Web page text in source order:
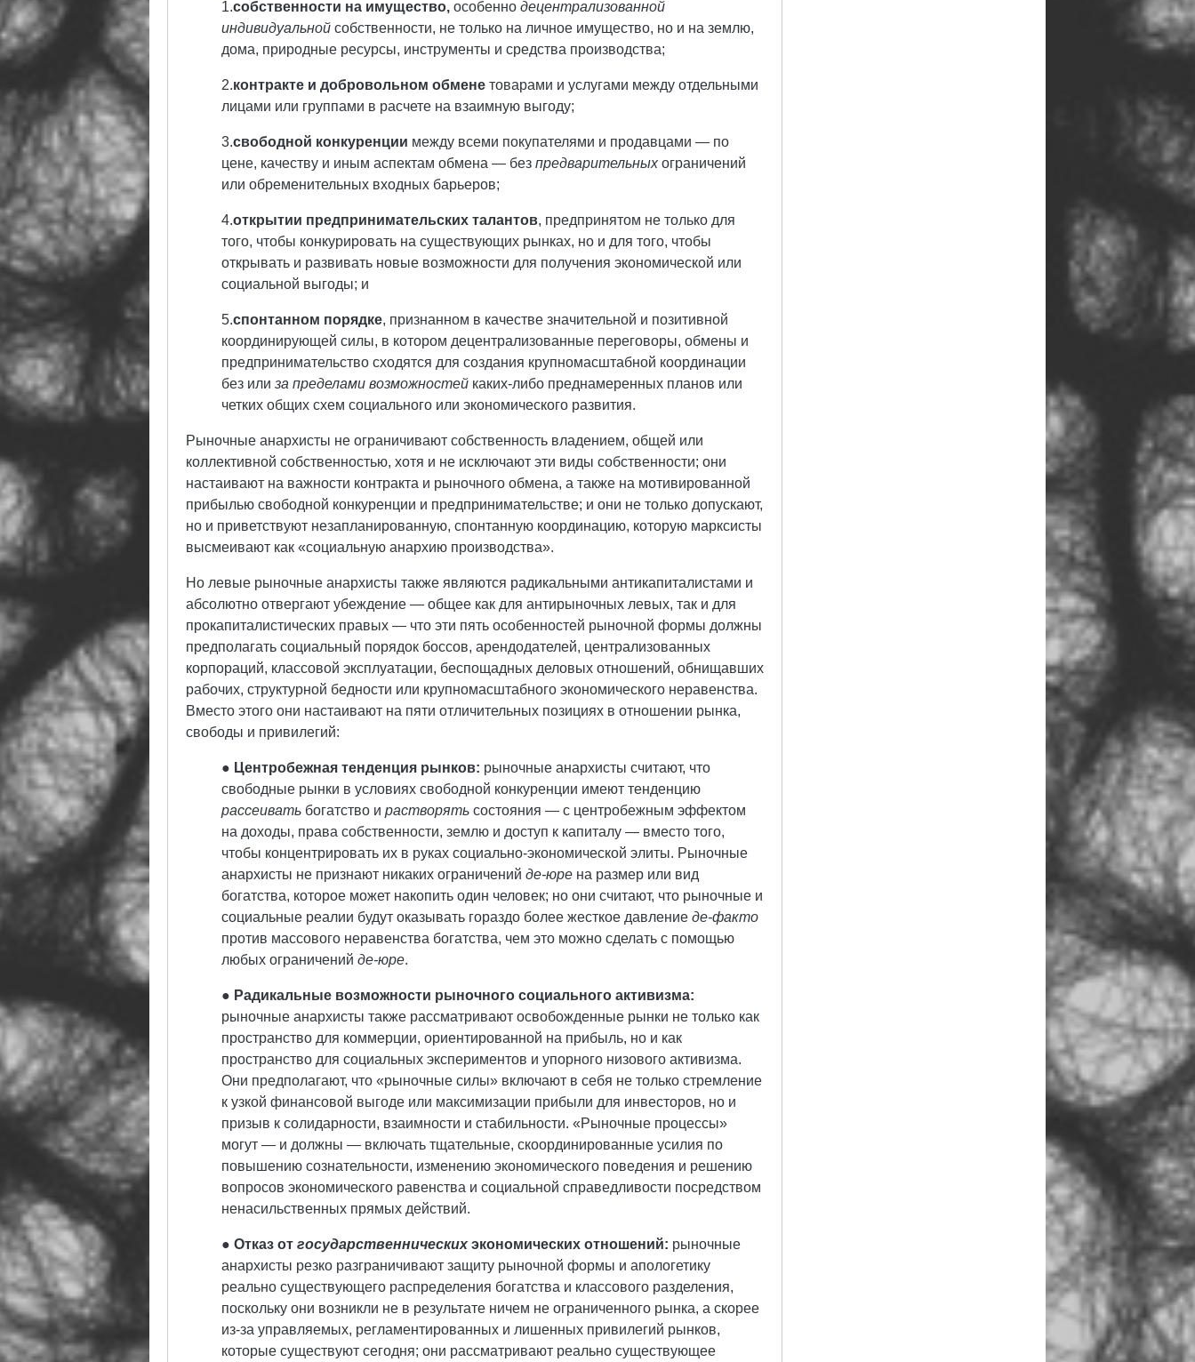
1.собственности на имущество, особенно децентрализованной
индивидуальной собственности, не только на личное имущество, но и на землю,
дома, природные ресурсы, инструменты и средства производства;
2.контракте и добровольном обмене товарами и услугами между отдельными
лицами или группами в расчете на взаимную выгоду;
3.свободной конкуренции между всеми покупателями и продавцами — по
цене, качеству и иным аспектам обмена — без предварительныхограничений
или обременительных входных барьеров;
4.открытии предпринимательских талантов, предпринятом не только для
того, чтобы конкурировать на существующих рынках, но и для того, чтобы
открывать и развивать новые возможности для получения экономической или
социальной выгоды; и
5.спонтанном порядке, признанном в качестве значительной и позитивной
координирующей силы, в котором децентрализованные переговоры, обмены и
предпринимательство сходятся для создания крупномасштабной координации
без или за пределами возможностей каких-либо преднамеренных планов или
четких общих схем социального или экономического развития.
Рыночные анархисты не ограничивают собственность владением, общей или
коллективной собственностью, хотя и не исключают эти виды собственности; они
настаивают на важности контракта и рыночного обмена, а также на мотивированной
прибылью свободной конкуренции и предпринимательстве; и они не только допускают,
но и приветствуют незапланированную, спонтанную координацию, которую марксисты
высмеивают как «социальную анархию производства».
Но левые рыночные анархисты также являются радикальными антикапиталистами и
абсолютно отвергают убеждение — общее как для антирыночных левых, так и для
прокапиталистических правых — что эти пять особенностей рыночной формы должны
предполагать социальный порядок боссов, арендодателей, централизованных
корпораций, классовой эксплуатации, беспощадных деловых отношений, обнищавших
рабочих, структурной бедности или крупномасштабного экономического неравенства.
Вместо этого они настаивают на пяти отличительных позициях в отношении рынка,
свободы и привилегий:
● Центробежная тенденция рынков: рыночные анархисты считают, что
свободные рынки в условиях свободной конкуренции имеют тенденцию
рассеивать богатство и растворять состояния — с центробежным эффектом
на доходы, права собственности, землю и доступ к капиталу — вместо того,
чтобы концентрировать их в руках социально-экономической элиты. Рыночные
анархисты не признают никаких ограничений де-юре на размер или вид
богатства, которое может накопить один человек; но они считают, что рыночные и
социальные реалии будут оказывать гораздо более жесткое давление де-факто
против массового неравенства богатства, чем это можно сделать с помощью
любых ограничений де-юре.
● Радикальные возможности рыночного социального активизма:
рыночные анархисты также рассматривают освобожденные рынки не только как
пространство для коммерции, ориентированной на прибыль, но и как
пространство для социальных экспериментов и упорного низового активизма.
Они предполагают, что «рыночные силы» включают в себя не только стремление
к узкой финансовой выгоде или максимизации прибыли для инвесторов, но и
призыв к солидарности, взаимности и стабильности. «Рыночные процессы»
могут — и должны — включать тщательные, скоординированные усилия по
повышению сознательности, изменению экономического поведения и решению
вопросов экономического равенства и социальной справедливости посредством
ненасильственных прямых действий.
● Отказ от государственнических экономических отношений: рыночные
анархисты резко разграничивают защиту рыночной формы и апологетику
реально существующего распределения богатства и классового разделения,
поскольку они возникли не в результате ничем не ограниченного рынка, а скорее
из-за управляемых, регламентированных и лишенных привилегий рынков,
которые существуют сегодня; они рассматривают реально существующее